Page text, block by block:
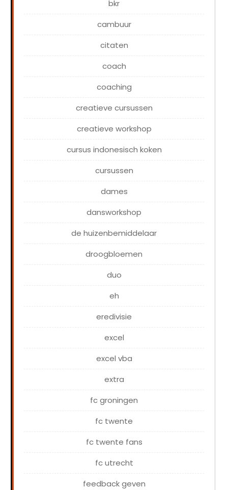
bkr
cambuur
citaten
coach
coaching
creatieve cursussen
creatieve workshop
cursus indonesisch koken
cursussen
dames
dansworkshop
de huizenbemiddelaar
droogbloemen
duo
eh
eredivisie
excel
excel vba
extra
fc groningen
fc twente
fc twente fans
fc utrecht
feedback geven